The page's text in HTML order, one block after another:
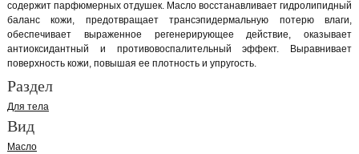
содержит парфюмерных отдушек. Масло восстанавливает гидролипидный
баланс кожи, предотвращает трансэпидермальную потерю влаги,
обеспечивает выраженное регенерирующее действие, оказывает
антиоксидантный и противовоспалительный эффект. Выравнивает
поверхность кожи, повышая ее плотность и упругость.
Раздел
Для тела
Вид
Масло